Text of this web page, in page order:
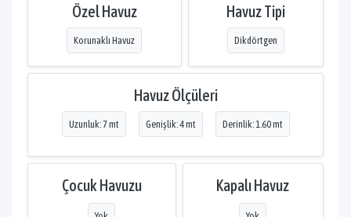
Özel Havuz
Korunaklı Havuz
Havuz Tipi
Dikdörtgen
Havuz Ölçüleri
Uzunluk: 7 mt Genişlik: 4 mt Derinlik: 1.60 mt
Çocuk Havuzu Kapalı Havuz